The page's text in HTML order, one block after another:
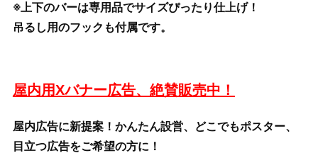
※上下のバーは専用品でサイズぴったり仕上げ！
吊るし用のフックも付属です。
屋内用Xバナー広告、絶賛販売中！
屋内広告に新提案！かんたん設営、どこでもポスター、
目立つ広告をご希望の方に！